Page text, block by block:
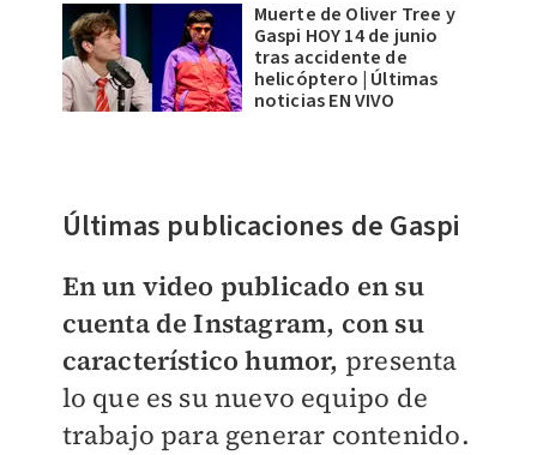
Muerte de Oliver Tree y
Gaspi HOY 14 de junio
tras accidente de
helicóptero | Últimas
noticias EN VIVO
Últimas publicaciones de Gaspi
En un video publicado en su
cuenta de Instagram, con su
característico humor, presenta
lo que es su nuevo equipo de
trabajo para generar contenido.